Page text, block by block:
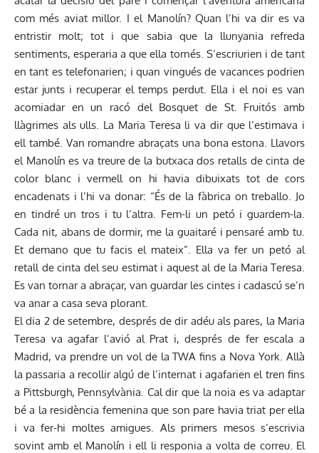
com més aviat millor. I el Manolín? Quan l’hi va dir es va
entristir molt; tot i que sabia que la llunyania refreda
sentiments, esperaria a que ella tornés. S’escriurien i de tant
en tant es telefonarien; i quan vingués de vacances podrien
estar junts i recuperar el temps perdut. Ella i el noi es van
acomiadar en un racó del Bosquet de St. Fruitós amb
llàgrimes als ulls. La Maria Teresa li va dir que l’estimava i
ell també. Van romandre abraçats una bona estona. Llavors
el Manolín es va treure de la butxaca dos retalls de cinta de
color blanc i vermell on hi havia dibuixats tot de cors
encadenats i l’hi va donar: “És de la fàbrica on treballo. Jo
en tindré un tros i tu l’altra. Fem-li un petó i guardem-la.
Cada nit, abans de dormir, me la guaitaré i pensaré amb tu.
Et demano que tu facis el mateix”. Ella va fer un petó al
retall de cinta del seu estimat i aquest al de la Maria Teresa.
Es van tornar a abraçar, van guardar les cintes i cadascú se’n
va anar a casa seva plorant.
El dia 2 de setembre, després de dir adéu als pares, la Maria
Teresa va agafar l’avió al Prat i, després de fer escala a
Madrid, va prendre un vol de la TWA fins a Nova York. Allà
la passaria a recollir algú de l’internat i agafarien el tren fins
a Pittsburgh, Pennsylvània. Cal dir que la noia es va adaptar
bé a la residència femenina que son pare havia triat per ella
i va fer-hi moltes amigues. Als primers mesos s’escrivia
sovint amb el Manolín i ell li responia a volta de correu. El